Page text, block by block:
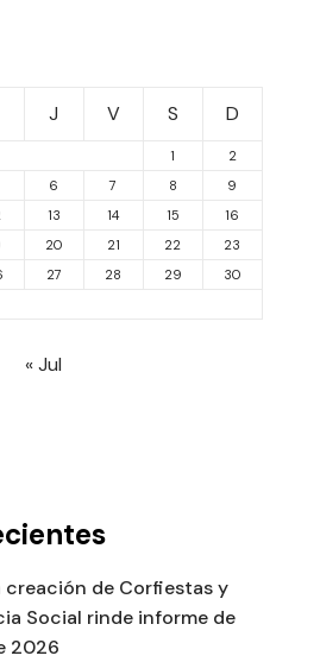
J V S D
1
2
6 7 8
9
13 14 15
16
20 21 22
23
27 28 29
30
« Jul
de Corfiestas y
Social rinde informe de
2026